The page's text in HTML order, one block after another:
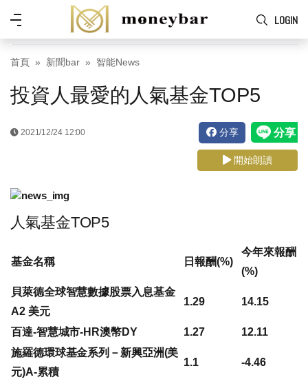
Skip to main content
LOGIN
功
能
表
首頁 新聞bar 智能News
投資人最愛的人氣基金TOP5
2021/12/24 12:00 分享
開始朗讀
人氣基金TOP5
基金名稱 日報酬(%)
今年來報酬
(%)
貝萊德全球智慧數據股票入息基金
A2 美元
1.29 14.15
百達-智慧城市-HR澳幣DY 1.27
12.11
施羅德環球基金系列－新興亞洲(美
元)A-累積
1.1 -4.46